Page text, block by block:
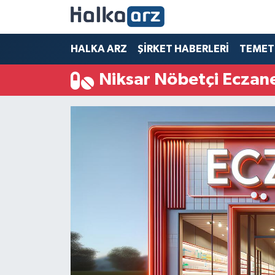
HALKA ARZ ŞİRKET HABERLERİ
Niksar Nöbetçi
HALKA ARZ
SERMAYE ARTIRIMI
ŞİRKET HABERLERİ